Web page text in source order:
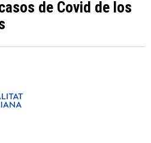
de Covid de los